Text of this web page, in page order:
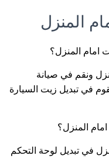
المنزل
المنزل؟
ونقم في صيانة
في تبديل زيت السيارة
المنزل؟
في تبديل لوحة التحكم